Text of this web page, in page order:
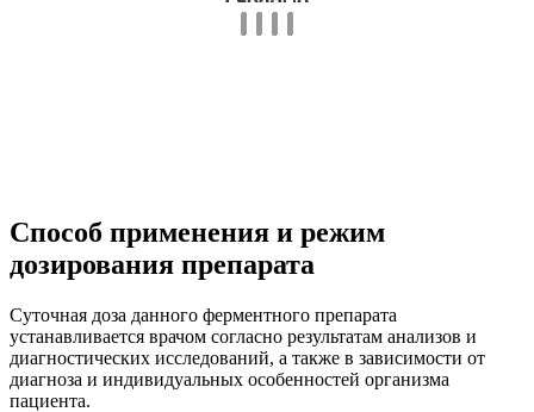
Способ применения и режим
дозирования препарата
Суточная доза данного ферментного препарата
устанавливается врачом согласно результатам анализов и
диагностических исследований, а также в зависимости от
диагноза и индивидуальных особенностей организма
пациента.